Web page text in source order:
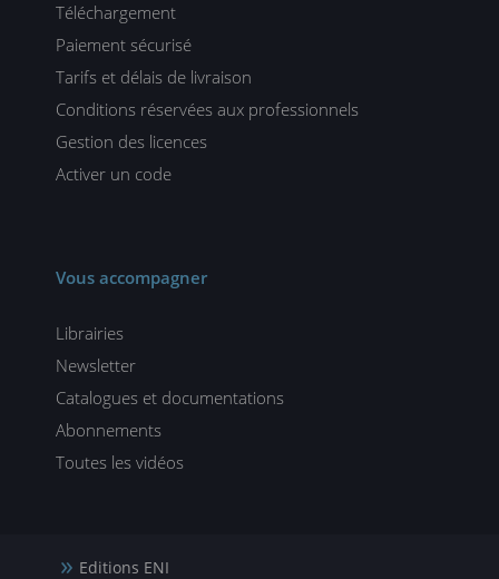
Téléchargement
Paiement sécurisé
Tarifs et délais de livraison
Conditions réservées aux professionnels
Gestion des licences
Activer un code
Vous accompagner
Librairies
Newsletter
Catalogues et documentations
Abonnements
Toutes les vidéos
Editions ENI